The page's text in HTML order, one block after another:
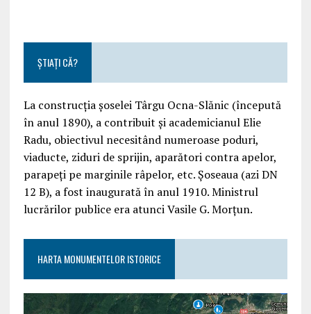
ȘTIAȚI CĂ?
La construcția șoselei Târgu Ocna-Slănic (începută
în anul 1890), a contribuit și academicianul Elie
Radu, obiectivul necesitând numeroase poduri,
viaducte, ziduri de sprijin, aparători contra apelor,
parapeți pe marginile râpelor, etc. Șoseaua (azi DN
12 B), a fost inaugurată în anul 1910. Ministrul
lucrărilor publice era atunci Vasile G. Morțun.
HARTA MONUMENTELOR ISTORICE